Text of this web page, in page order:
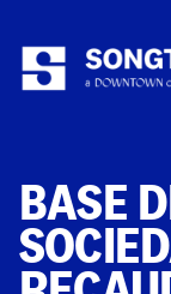
BASE